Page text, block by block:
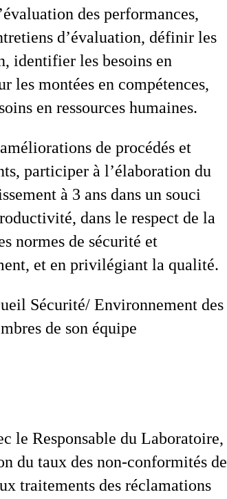
des performances,
d’évaluation, définir les
identifier les besoins en
les montées en compétences,
en ressources humaines.
de procédés et
participer à l’élaboration du
à 3 ans dans un souci
dans le respect de la
normes de sécurité et
et en privilégiant la qualité.
Sécurité/ Environnement des
de son équipe
le Responsable du Laboratoire,
du taux des non-conformités de
traitements des réclamations